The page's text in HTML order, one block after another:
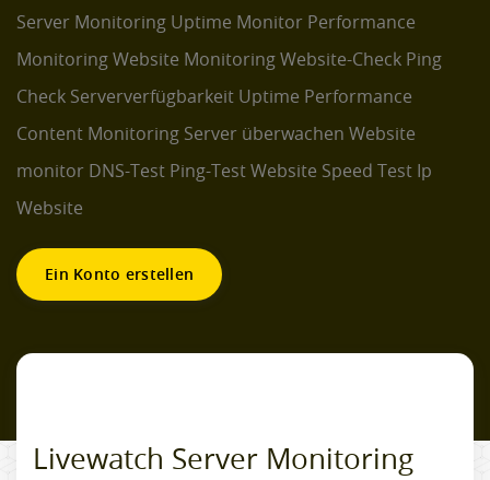
Server Monitoring Uptime Monitor Performance
MonitoringWebsite MonitoringWebsite-Check Ping
Check Serververfügbarkeit Uptime Performance
Content Monitoring Server überwachen Website
monitor DNS-Test Ping-TestWebsite Speed Test Ip
Website
Ein Konto erstellen
Livewatch Server Monitoring